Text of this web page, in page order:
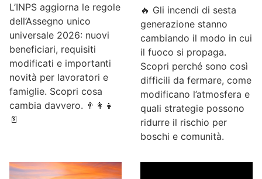
L’INPS aggiorna le regole
dell’Assegno unico
universale 2026: nuovi
beneficiari, requisiti
modificati e importanti
novità per lavoratori e
famiglie. Scopri cosa
cambia davvero. 👨‍👩‍👧
📄
🔥 Gli incendi di sesta
generazione stanno
cambiando il modo in cui
il fuoco si propaga.
Scopri perché sono così
difficili da fermare, come
modificano l’atmosfera e
quali strategie possono
ridurre il rischio per
boschi e comunità.